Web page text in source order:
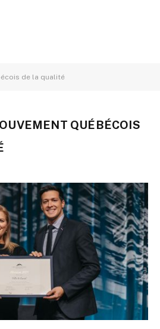
de la qualité
QUÉBÉCOIS